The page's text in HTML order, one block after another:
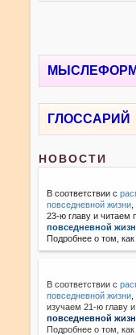
ГЛОССАРИЙ
НОВОСТИ
В соответствии с
повседневной жизни
23-ю главу и читаем
повседневной
Подробнее о том,
В соответствии с
повседневной жизни
изучаем 21-ю главу
повседневной
Подробнее о том,